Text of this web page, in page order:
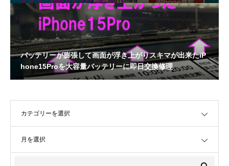
バッテリーが膨張して画面が浮き上がりスキマが出来たiP
hone15Proを大容量バッテリーに即日交換修理